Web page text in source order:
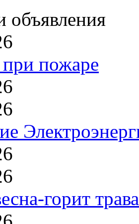
объявления
пожаре
горит трава